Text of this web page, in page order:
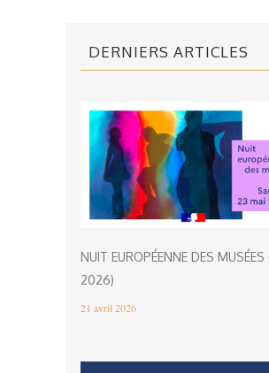
DERNIERS ARTICLES
NUIT EUROPÉENNE DES
2026)
21 avril 2026